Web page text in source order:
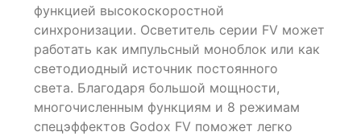
on
customer
ratings
функцией высокоскоростной
синхронизации. Осветитель серии FV может
работать как импульсный моноблок или как
светодиодный источник постоянного
света. Благодаря большой мощности,
многочисленным функциям и 8 режимам
спецэффектов Godox FV поможет легко